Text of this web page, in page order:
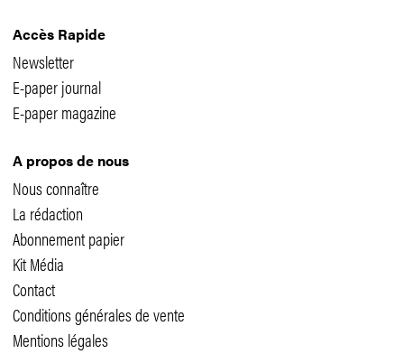
Accès Rapide
Newsletter
E-paper journal
E-paper magazine
A propos de nous
Nous connaître
La rédaction
Abonnement papier
Kit Média
Contact
Conditions générales de vente
Mentions légales